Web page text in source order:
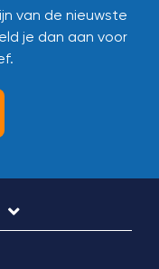
van de nieuwste
je dan aan voor